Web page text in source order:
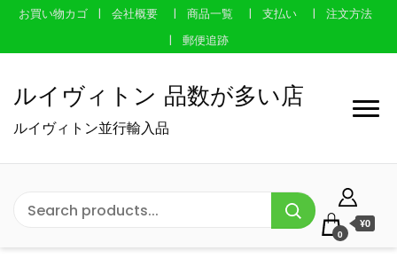
お買い物カゴ 会社概要 商品一覧 支払い
注文方法
郵便追跡
ルイヴィトン 品数が多い店
ルイヴィトン並行輸入品
0
¥0